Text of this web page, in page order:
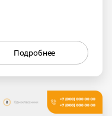
Подробнее